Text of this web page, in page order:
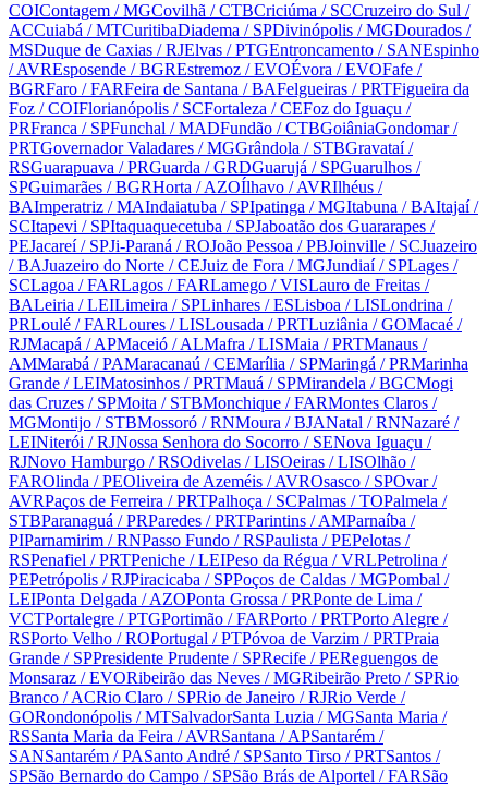
COIContagem / MGCovilhã / CTBCriciúma / SCCruzeiro do Sul /
ACCuiabá / MTCuritibaDiadema / SPDivinópolis / MGDourados /
MSDuque de Caxias / RJElvas / PTGEntroncamento / SANEspinho
/ AVREsposende / BGREstremoz / EVOÉvora / EVOFafe /
BGRFaro / FARFeira de Santana / BAFelgueiras / PRTFigueira da
Foz / COIFlorianópolis / SCFortaleza / CEFoz do Iguaçu /
PRFranca / SPFunchal / MADFundão / CTBGoiâniaGondomar/
PRTGovernador Valadares / MGGrândola / STBGravataí/
RSGuarapuava / PRGuarda / GRDGuarujá / SPGuarulhos /
SPGuimarães / BGRHorta / AZOÍlhavo / AVRIlhéus /
BAImperatriz / MAIndaiatuba / SPIpatinga / MGItabuna / BAItajaí/
SCItapevi / SPItaquaquecetuba / SPJaboatão dos Guararapes /
PEJacareí/ SPJi-Paraná / ROJoão Pessoa / PBJoinville / SCJuazeiro
/ BAJuazeiro do Norte / CEJuiz de Fora / MGJundiaí/ SPLages /
SCLagoa / FARLagos / FARLamego / VISLauro de Freitas /
BALeiria / LEILimeira / SPLinhares / ESLisboa / LISLondrina /
PRLoulé / FARLoures / LISLousada / PRTLuziânia / GOMacaé /
RJMacapá / APMaceió / ALMafra / LISMaia / PRTManaus /
AMMarabá / PAMaracanaú / CEMarília / SPMaringá / PRMarinha
Grande / LEIMatosinhos / PRTMauá / SPMirandela / BGCMogi
das Cruzes / SPMoita / STBMonchique / FARMontes Claros /
MGMontijo / STBMossoró / RNMoura / BJANatal / RNNazaré /
LEINiterói / RJNossa Senhora do Socorro / SENova Iguaçu /
RJNovo Hamburgo / RSOdivelas / LISOeiras / LISOlhão /
FAROlinda / PEOliveira de Azeméis / AVROsasco / SPOvar/
AVRPaços de Ferreira / PRTPalhoça / SCPalmas / TOPalmela /
STBParanaguá / PRParedes / PRTParintins / AMParnaíba /
PIParnamirim / RNPasso Fundo / RSPaulista / PEPelotas /
RSPenafiel / PRTPeniche / LEIPeso da Régua / VRLPetrolina /
PEPetrópolis / RJPiracicaba / SPPoços de Caldas / MGPombal /
LEIPonta Delgada / AZOPonta Grossa / PRPonte de Lima /
VCTPortalegre / PTGPortimão / FARPorto / PRTPorto Alegre /
RSPorto Velho / ROPortugal / PTPóvoa de Varzim / PRTPraia
Grande / SPPresidente Prudente / SPRecife / PEReguengos de
Monsaraz / EVORibeirão das Neves / MGRibeirão Preto / SPRio
Branco / ACRio Claro / SPRio de Janeiro / RJRio Verde /
GORondonópolis / MTSalvadorSanta Luzia / MGSanta Maria /
RSSanta Maria da Feira / AVRSantana / APSantarém /
SANSantarém / PASanto André / SPSanto Tirso / PRTSantos /
SPSão Bernardo do Campo / SPSão Brás de Alportel / FARSão